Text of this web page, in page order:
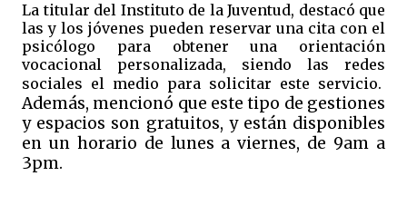
La titular del Instituto de la Juventud, destacó que
las y los jóvenes pueden reservar una cita con el
psicólogo para obtener una orientación
vocacional personalizada, siendo las redes
sociales el medio para solicitar este servicio.
Además, mencionó que este tipo de gestiones
y espacios son gratuitos, y están disponibles
en un horario de lunes a viernes, de 9am a
3pm.